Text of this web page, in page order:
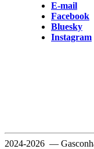
E-mail
Facebook
Bluesky
Instagram
2024-2026 —